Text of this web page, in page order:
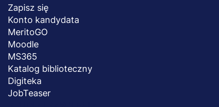
stopka
Zapisz się
Konto kandydata
MeritoGO
Moodle
MS365
Katalog biblioteczny
Digiteka
JobTeaser